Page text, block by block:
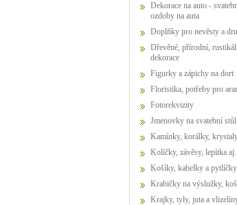
Dekorace na auto - svatební
ozdoby na auta
Doplňky pro nevěsty a
Dřevěné, přírodní, rustikální
dekorace
Figurky a zápichy na dort
Floristika, potřeby pro
Fotorekvizity
Jmenovky na svatební stůl
Kamínky, korálky,
Kolíčky, závěsy, lepítka aj.
Košíky, kabelky a pytlíčky
Krabičky na výslužky,
Krajky, tyly, juta a